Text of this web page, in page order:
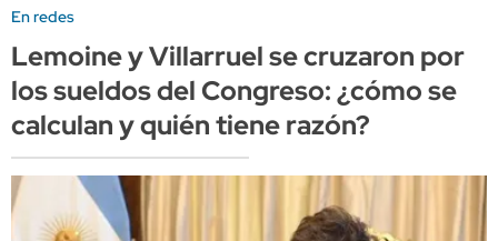
En redes
Lemoine y Villarruel se cruzaron por
los sueldos del Congreso: ¿cómo se
calculan y quién tiene razón?